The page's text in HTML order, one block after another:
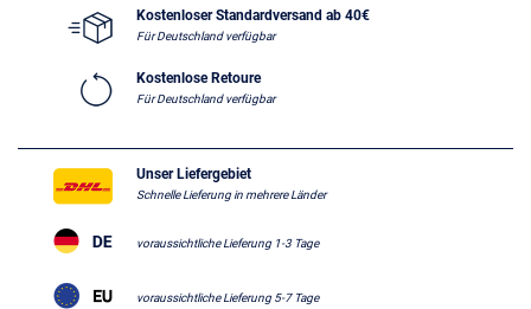
Kostenloser Standardversand ab 40€
Für Deutschland verfügbar
Kostenlose Retoure
Für Deutschland verfügbar
Unser Liefergebiet
Schnelle Lieferung in mehrere Länder
voraussichtliche Lieferung 1-3 Tage
voraussichtliche Lieferung 5-7 Tage